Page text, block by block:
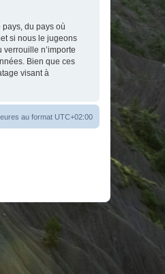
du pays où
si nous le jugeons
n’importe
Bien que ces
visant à
au format UTC+02:00